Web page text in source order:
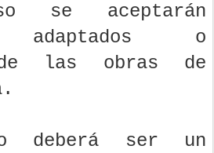
se aceptarán
adaptados o
las obras de
deberá ser un